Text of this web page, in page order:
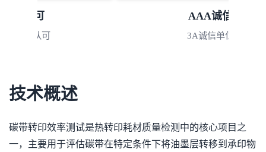
技术概述
碳带转印效率测试是热转印耗材质量检测中的核心项目之
一，主要用于评估碳带在特定条件下将油墨层转移到承印物